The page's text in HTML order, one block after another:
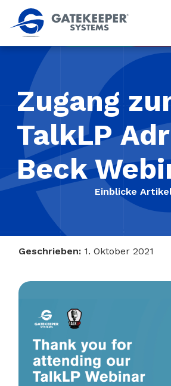
Zugang
TalkLP
Beck
Einblicke
Geschrieben: 1. Oktober 2021